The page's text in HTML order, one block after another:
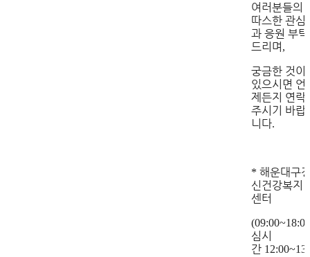
여러분들의
따스한 관심
과 응원 부탁
드리며 ,
궁금한 것이
있으시면 언
제든지 연락
주시기 바랍
니다.
* 해운대구
신건강복지
센터
심시
간